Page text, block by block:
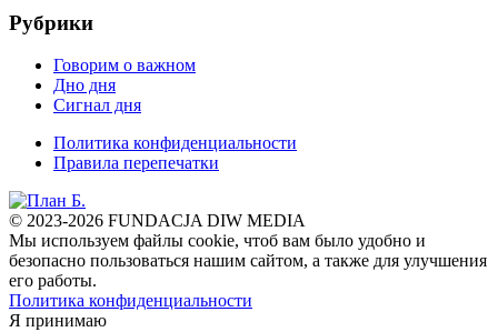
Рубрики
Говорим о важном
Дно дня
Сигнал дня
Политика конфиденциальности
Правила перепечатки
© 2023-2026 FUNDACJA DIW MEDIA
Мы используем файлы cookie, чтоб вам было удобно и
безопасно пользоваться нашим сайтом, а также для улучшения
его работы.
Политика конфиденциальности
Я принимаю